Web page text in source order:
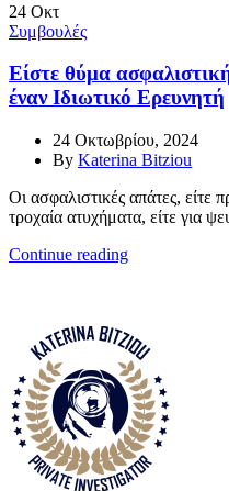
24 Οκτ
Συμβουλές
Είστε θύμα
έναν Ιδιωτικό Ερευνητή
24 Οκτωβρίου, 2024
By Katerina Bitziou
Οι ασφαλιστικές απάτες, είτε
τροχαία ατυχήματα, είτε για
Continue reading